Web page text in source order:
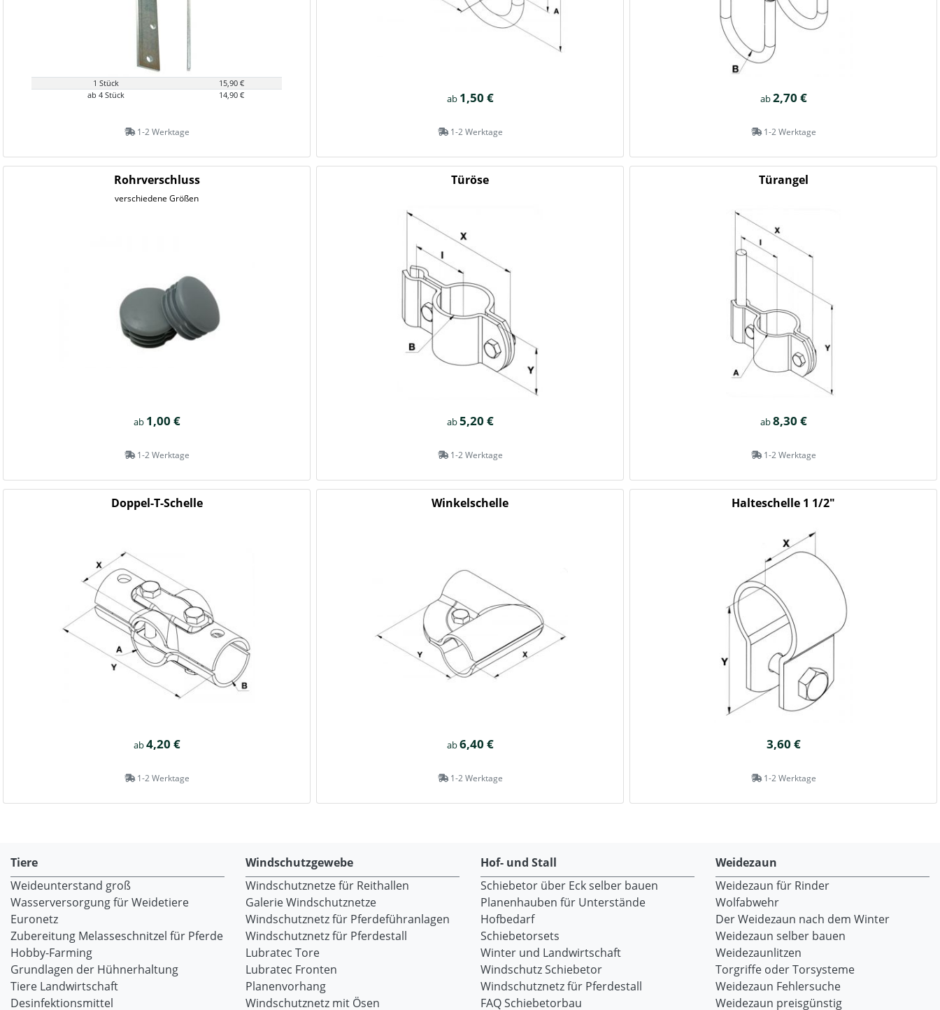
1 Stück
15,90 €
ab 4 Stück
14,90 €
1-2 Werktage
ab 1,50 €
1-2 Werktage
ab2,70 €
1-2 Werktage
Rohrverschluss
verschiedene Größen
ab 1,00 €
1-2 Werktage
Türöse
ab5,20 €
1-2 Werktage
Türangel
ab8,30 €
1-2 Werktage
Doppel-T-Schelle
ab4,20 €
1-2 Werktage
Winkelschelle
ab6,40 €
1-2 Werktage
Halteschelle 1 1/2"
3,60 €
1-2 Werktage
Tiere
Weideunterstand groß
Wasserversorgung für Weidetiere
Euronetz
Zubereitung Melasseschnitzel für Pferde
Hobby-Farming
Grundlagen der Hühnerhaltung
Tiere Landwirtschaft
Desinfektionsmittel
Windschutzgewebe
Windschutznetze für Reithallen
Galerie Windschutznetze
Windschutznetz für Pferdeführanlagen
Windschutznetz für Pferdestall
Lubratec Tore
Lubratec Fronten
Planenvorhang
Windschutznetz mit Ösen
Hof- und Stall
Schiebetor über Eck selber bauen
Planenhauben für Unterstände
Hofbedarf
Schiebetorsets
Winter und Landwirtschaft
Windschutz Schiebetor
Windschutznetz für Pferdestall
FAQ Schiebetorbau
Weidezaun
Weidezaun für Rinder
Wolfabwehr
Der Weidezaun nach dem Winter
Weidezaun selber bauen
Weidezaunlitzen
Torgriffe oder Torsysteme
Weidezaun Fehlersuche
Weidezaun preisgünstig